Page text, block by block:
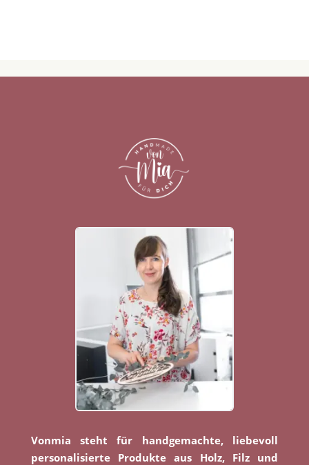
Vonmia steht für handgemachte, liebevoll
personalisierte Produkte aus Holz, Filz und